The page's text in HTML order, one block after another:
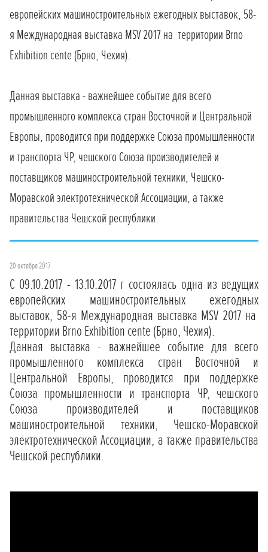
европейских машиностроительных ежегодных выставок, 58-
я Международная выставка MSV 2017 на территории Brno
Exhibition cente (Брно, Чехия).
Данная выставка - важнейшее событие для всего
промышленного комплекса стран Восточной и Центральной
Европы, проводится при поддержке Союза промышленности
и транспорта ЧР, чешского Союза производителей и
поставщиков машиностроительной техники, Чешско-
Моравской электротехнической Ассоциации, а также
правительства Чешской республики.
20 октября 2017
С 09.10.2017 - 13.10.2017 г состоялась одна из ведущих
европейских машиностроительных ежегодных
выставок, 58-я Международная выставка MSV 2017 на
территории Brno Exhibition cente (Брно, Чехия).
Данная выставка - важнейшее событие для всего
промышленного комплекса стран Восточной и
Центральной Европы, проводится при поддержке
Союза промышленности и транспорта ЧР, чешского
Союза производителей и поставщиков
машиностроительной техники, Чешско-Моравской
электротехнической Ассоциации, а также правительства
Чешской республики.